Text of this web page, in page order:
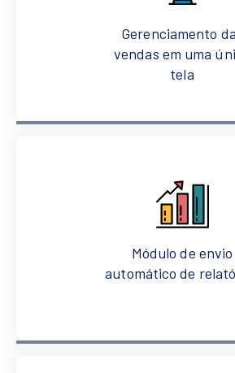
Gerenciamento
vendas em uma
tela
Módulo de envio
automático de